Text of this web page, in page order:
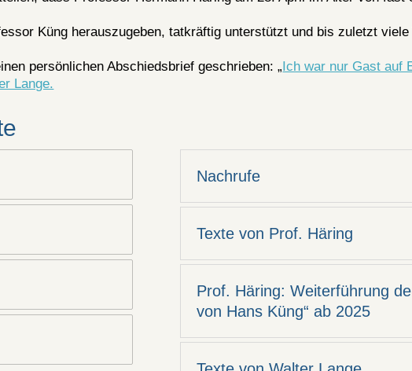
Küng herauszugeben, tatkräftig unterstützt und bis zuletzt
persönlichen Abschiedsbrief geschrieben: „ Ich war nur Gast auf
Lange.
Nachrufe
Texte von Prof. Häring
Prof. Häring: Weiterführung
von Hans Küng“ ab 2025